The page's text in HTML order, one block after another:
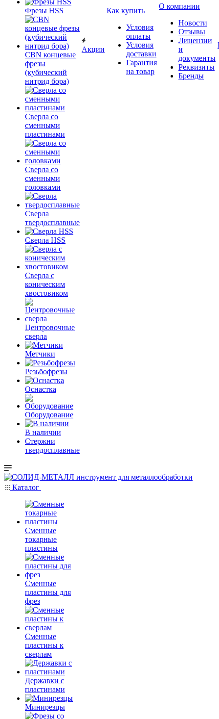
Фрезы HSS
CBN концевые
фрезы
(кубический
нитрид бора)
Сверла со
сменными
пластинами
Сверла со
сменными
головками
Сверла
твердосплавные
Сверла HSS
Сверла с
коническим
хвостовиком
Центровочные
сверла
Метчики
Резьбофрезы
Оснастка
Оборудование
В наличии
Стержни
твердосплавные
Акции
Как купить
Условия
оплаты
Условия
доставки
Гарантия
на товар
О компании
Новости
Отзывы
Лицензии
и
документы
Реквизиты
Бренды
Каталог
Сменные
токарные
пластины
Сменные
пластины для
фрез
Сменные
пластины к
сверлам
Державки с
пластинами
Минирезцы